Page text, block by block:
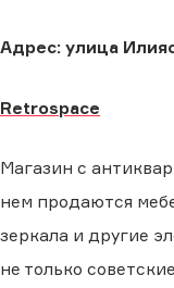
Адрес: улица
Retrospace
Магазин с
нем продаются
зеркала и другие
не только